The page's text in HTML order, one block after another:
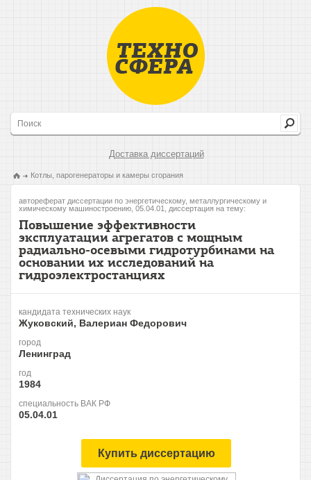
Доставка диссертаций
Котлы, парогенераторы и камеры сгорания
автореферат диссертации по энергетическому, металлургическому и
химическому машиностроению, 05.04.01, диссертация на тему:
Повышение эффективности
эксплуатации агрегатов с мощным
радиально-осевыми гидротурбинами на
основании их исследований на
гидроэлектростанциях
кандидата технических наук
Жуковский, Валериан Федорович
город
Ленинград
год
1984
специальность ВАК РФ
05.04.01
Купить диссертацию